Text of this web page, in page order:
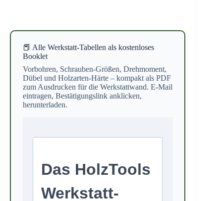
📕 Alle Werkstatt-Tabellen als kostenloses
Booklet
Vorbohren, Schrauben-Größen, Drehmoment,
Dübel und Holzarten-Härte – kompakt als PDF
zum Ausdrucken für die Werkstattwand. E-Mail
eintragen, Bestätigungslink anklicken,
herunterladen.